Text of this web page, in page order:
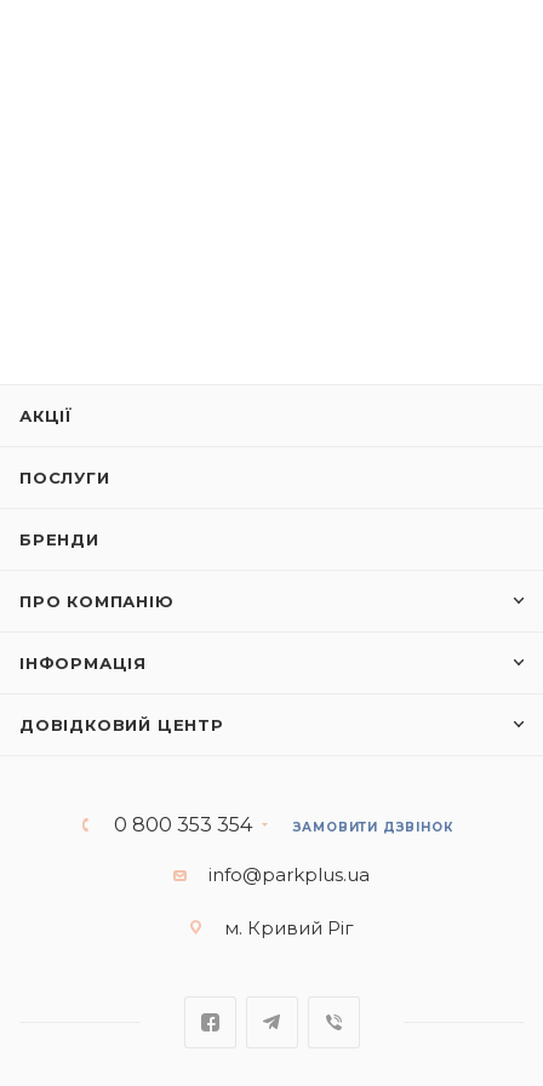
АКЦІЇ
ПОСЛУГИ
БРЕНДИ
ПРО КОМПАНІЮ
ІНФОРМАЦІЯ
ДОВІДКОВИЙ ЦЕНТР
0 800 353 354 ЗАМОВИТИ ДЗВІНОК
info@parkplus.ua
м. Кривий Ріг